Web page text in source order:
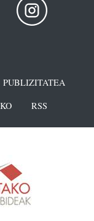
PUBLIZITATEA
RSS